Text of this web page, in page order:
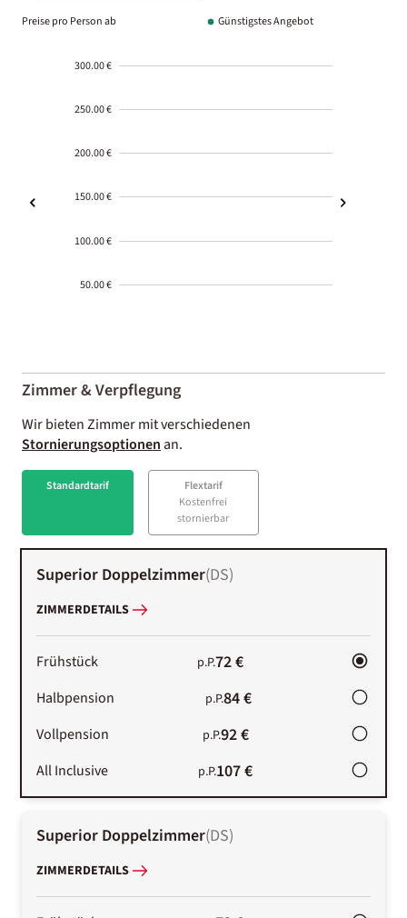
Preise pro Person ab Günstigstes Angebot
300.00 €
250.00 €
200.00 €
150.00 €
100.00 €
50.00 €
01-02
Zimmer & Verpflegung
Wir bieten Zimmer mit verschiedenen
Stornierungsoptionenan.
Standardtarif
Flextarif
Kostenfrei
stornierbar
Superior Doppelzimmer(DS)
ZIMMERDETAILS
Frühstück p.P.72 €
Halbpension p.P.84 €
Vollpension p.P.92 €
All Inclusive p.P.107 €
Superior Doppelzimmer(DS)
ZIMMERDETAILS